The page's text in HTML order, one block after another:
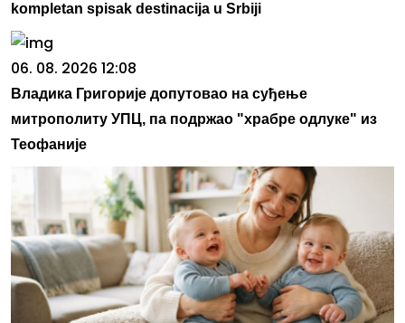
kompletan spisak destinacija u Srbiji
06. 08. 2026 12:08
Владика Григорије допутовао на суђење
митрополиту УПЦ, па подржао "храбре одлуке" из
Теофаније